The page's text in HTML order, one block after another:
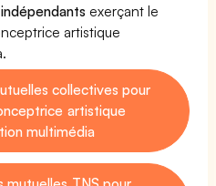
exerçant le
artistique
collectives pour
artistique
multimédia